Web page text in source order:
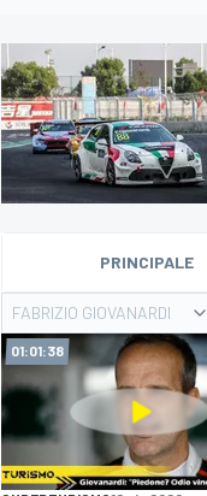
MOTOGP
WRC
PRINCIPALE
FABRIZIO GIOVANARDI
01:01:38